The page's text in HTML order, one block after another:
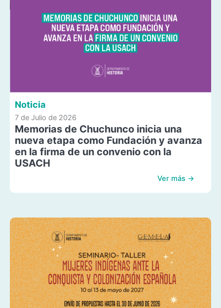
Noticia
7 de Julio de 2026
Memorias de Chuchunco inicia una
nueva etapa como Fundación y avanza
en la firma de un convenio con la
USACH
Ver más →